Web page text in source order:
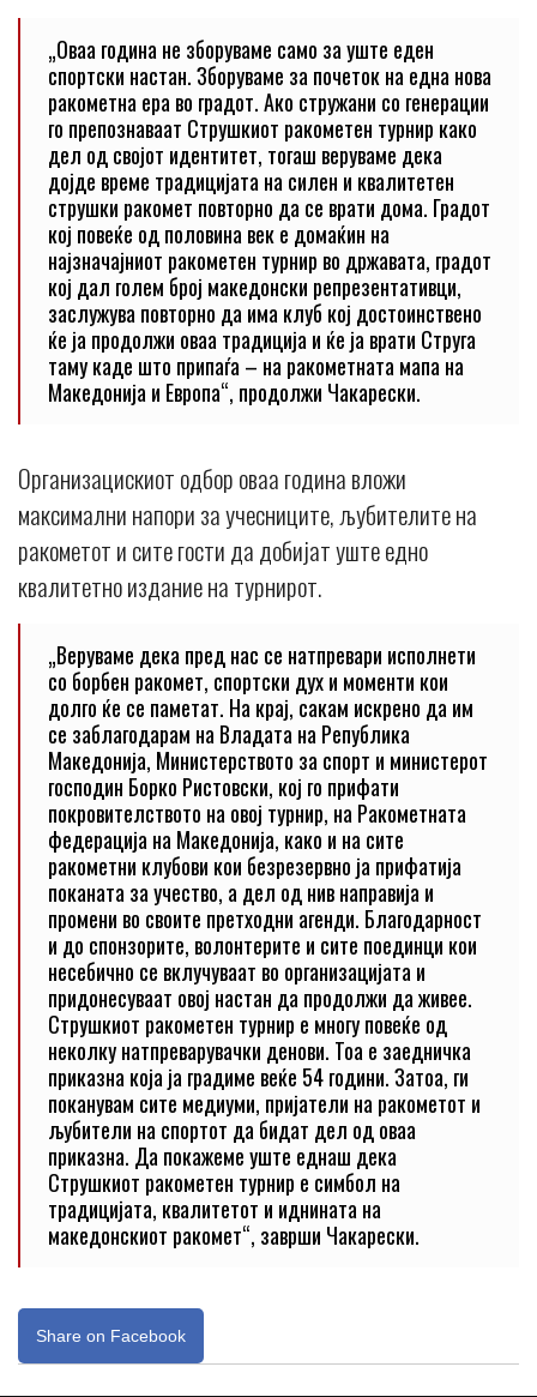
„Оваа година не зборуваме само за уште еден
спортски настан. Зборуваме за почеток на една нова
ракометна ера во градот. Ако стружани со генерации
го препознаваат Струшкиот ракометен турнир како
дел од својот идентитет, тогаш веруваме дека
дојде време традицијата на силен и квалитетен
струшки ракомет повторно да се врати дома. Градот
кој повеќе од половина век е домаќин на
најзначајниот ракометен турнир во државата, градот
кој дал голем број македонски репрезентативци,
заслужува повторно да има клуб кој достоинствено
ќе ја продолжи оваа традиција и ќе ја врати Струга
таму каде што припаѓа – на ракометната мапа на
Македонија и Европа“, продолжи Чакарески.
Организацискиот одбор оваа година вложи
максимални напори за учесниците, љубителите на
ракометот и сите гости да добијат уште едно
квалитетно издание на турнирот.
„Веруваме дека пред нас се натпревари исполнети
со борбен ракомет, спортски дух и моменти кои
долго ќе се паметат. На крај, сакам искрено да им
се заблагодарам на Владата на Република
Македонија, Министерството за спорт и министерот
господин Борко Ристовски, кој го прифати
покровителството на овој турнир, на Ракометната
федерација на Македонија, како и на сите
ракометни клубови кои безрезервно ја прифатија
поканата за учество, а дел од нив направија и
промени во своите претходни агенди. Благодарност
и до спонзорите, волонтерите и сите поединци кои
несебично се вклучуваат во организацијата и
придонесуваат овој настан да продолжи да живее.
Струшкиот ракометен турнир е многу повеќе од
неколку натпреварувачки денови. Тоа е заедничка
приказна која ја градиме веќе 54 години. Затоа, ги
поканувам сите медиуми, пријатели на ракометот и
љубители на спортот да бидат дел од оваа
приказна. Да покажеме уште еднаш дека
Струшкиот ракометен турнир е симбол на
традицијата, квалитетот и иднината на
македонскиот ракомет“, заврши Чакарески.
Share on Facebook